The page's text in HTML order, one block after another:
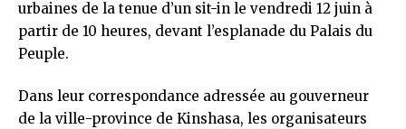
urbaines de la tenue d’un sit-in le vendredi 12 juin à
partir de 10 heures, devant l’esplanade du Palais du
Peuple.
Dans leur correspondance adressée au gouverneur
de la ville-province de Kinshasa, les organisateurs